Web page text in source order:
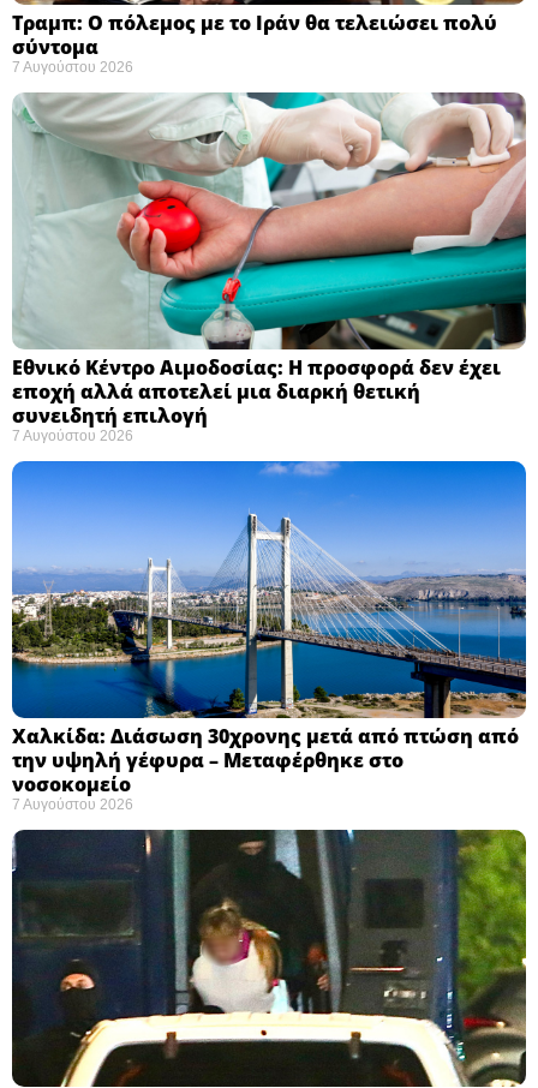
Τραμπ: Ο πόλεμος με το Ιράν θα τελειώσει πολύ
σύντομα ​
7 Αυγούστου 2026
Εθνικό Κέντρο Αιμοδοσίας: H προσφορά δεν έχει
εποχή αλλά αποτελεί μια διαρκή θετική
συνειδητή επιλογή ​
7 Αυγούστου 2026
Χαλκίδα: Διάσωση 30χρονης μετά από πτώση από
την υψηλή γέφυρα – Μεταφέρθηκε στο
νοσοκομείο ​
7 Αυγούστου 2026